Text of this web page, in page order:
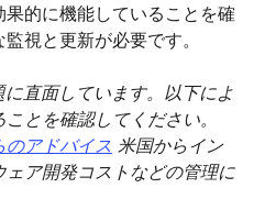
的に機能していることを確
視と更新が必要です。
直面しています。以下によ
とを確認してください。
のアドバイス 米国からイン
ェア開発コストなどの管理に